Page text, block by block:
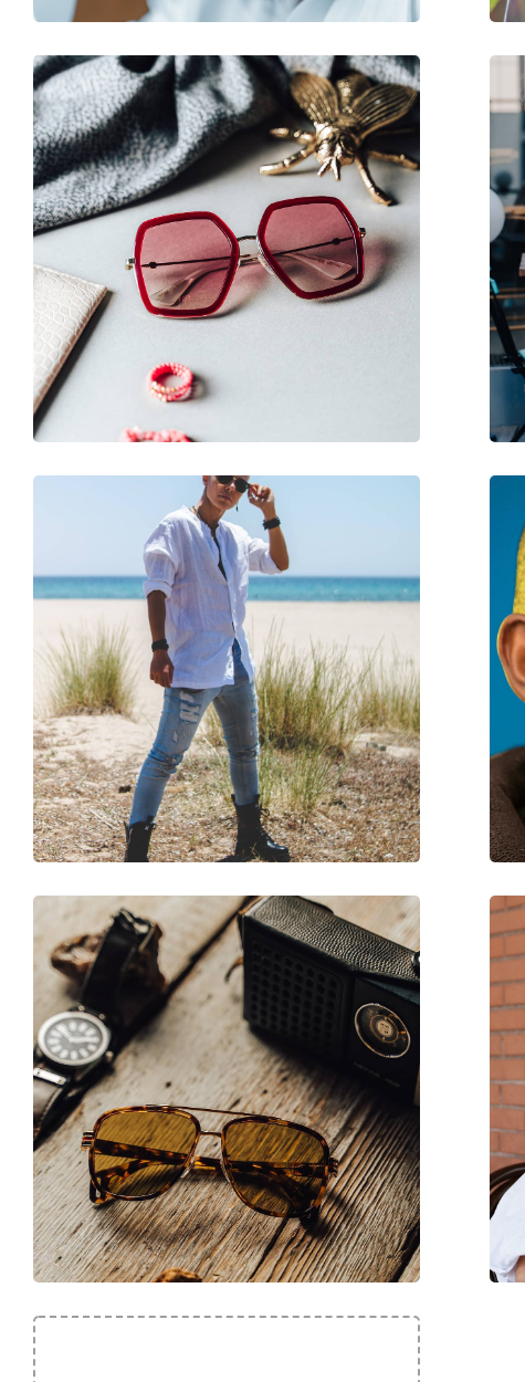
Kutijica:
Da
Ostalo
Spol:
Muške
Kategorija:
Sunčane naočale
Marka:
Arnette
Upotreba:
Sport
Pogodno za sport:
Planinarenje
Kod:
0AN 4243 252181 60